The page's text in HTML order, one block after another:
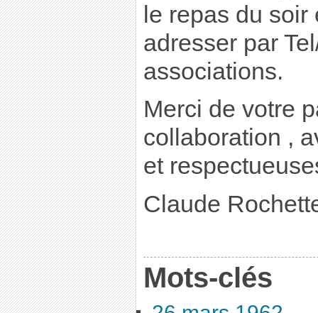
le repas du
adresser par
associations.
Merci de votre
collaboration ,
et
Claude
Mots-clés